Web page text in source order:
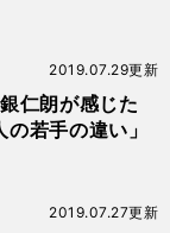
仁朗が感じた
の若手の違い」
2019.07.29更新
2019.07.27更新